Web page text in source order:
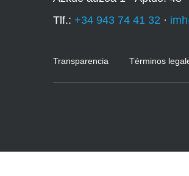
Tlf.: +34 943 74 41 32 ·
Transparencia Términos